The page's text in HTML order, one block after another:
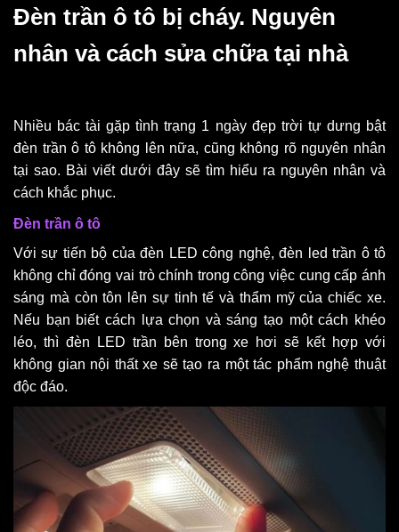
Đèn trần ô tô bị cháy. Nguyên
nhân và cách sửa chữa tại nhà
Nhiều bác tài gặp tình trạng 1 ngày đẹp trời tự dưng bật
đèn trần ô tô không lên nữa, cũng không rõ nguyên nhân
tại sao. Bài viết dưới đây sẽ tìm hiểu ra nguyên nhân và
cách khắc phục.
Đèn trần ô tô
Với sự tiến bộ của đèn LED công nghệ, đèn led trần ô tô
không chỉ đóng vai trò chính trong công việc cung cấp ánh
sáng mà còn tôn lên sự tinh tế và thẩm mỹ của chiếc xe.
Nếu bạn biết cách lựa chọn và sáng tạo một cách khéo
léo, thì đèn LED trần bên trong xe hơi sẽ kết hợp với
không gian nội thất xe sẽ tạo ra một tác phẩm nghệ thuật
độc đáo.